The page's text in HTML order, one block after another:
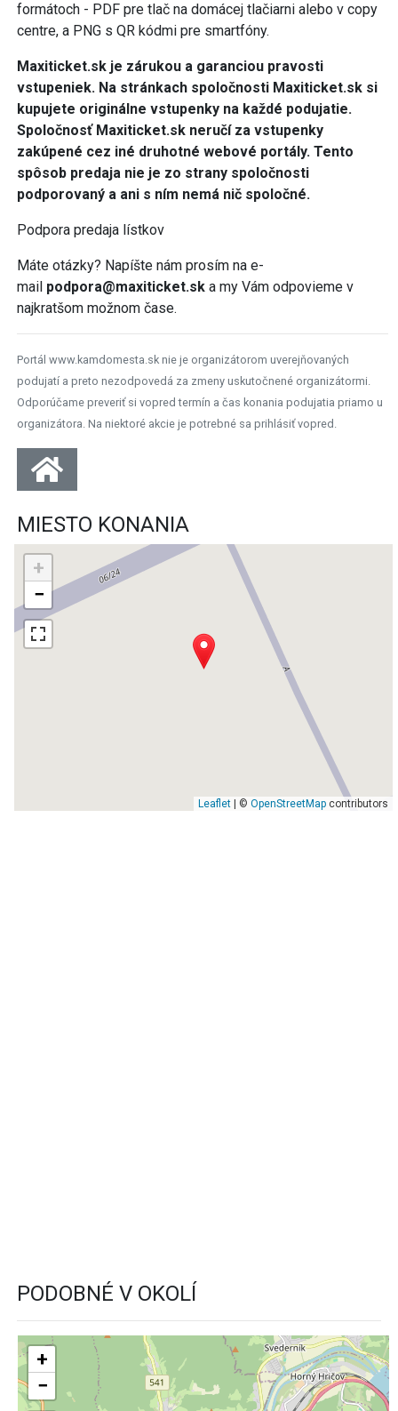
formátoch - PDF pre tlač na domácej tlačiarni alebo v copy
centre, a PNG s QR kódmi pre smartfóny.
Maxiticket.sk je zárukou a garanciou pravosti
vstupeniek. Na stránkach spoločnosti Maxiticket.sk si
kupujete originálne vstupenky na každé podujatie.
Spoločnosť Maxiticket.sk neručí za vstupenky
zakúpené cez iné druhotné webové portály. Tento
spôsob predaja nie je zo strany spoločnosti
podporovaný a ani s ním nemá nič spoločné.
Podpora predaja lístkov
Máte otázky? Napíšte nám prosím na e-
mail podpora@maxiticket.sk a my Vám odpovieme v
najkratšom možnom čase.
Portál www.kamdomesta.sk nie je organizátorom uverejňovaných
podujatí a preto nezodpovedá za zmeny uskutočnené organizátormi.
Odporúčame preveriť si vopred termín a čas konania podujatia priamo u
organizátora. Na niektoré akcie je potrebné sa prihlásiť vopred.
MIESTO KONANIA
+
−
Leaflet| © OpenStreetMapcontributors
PODOBNÉ V OKOLÍ
+
−